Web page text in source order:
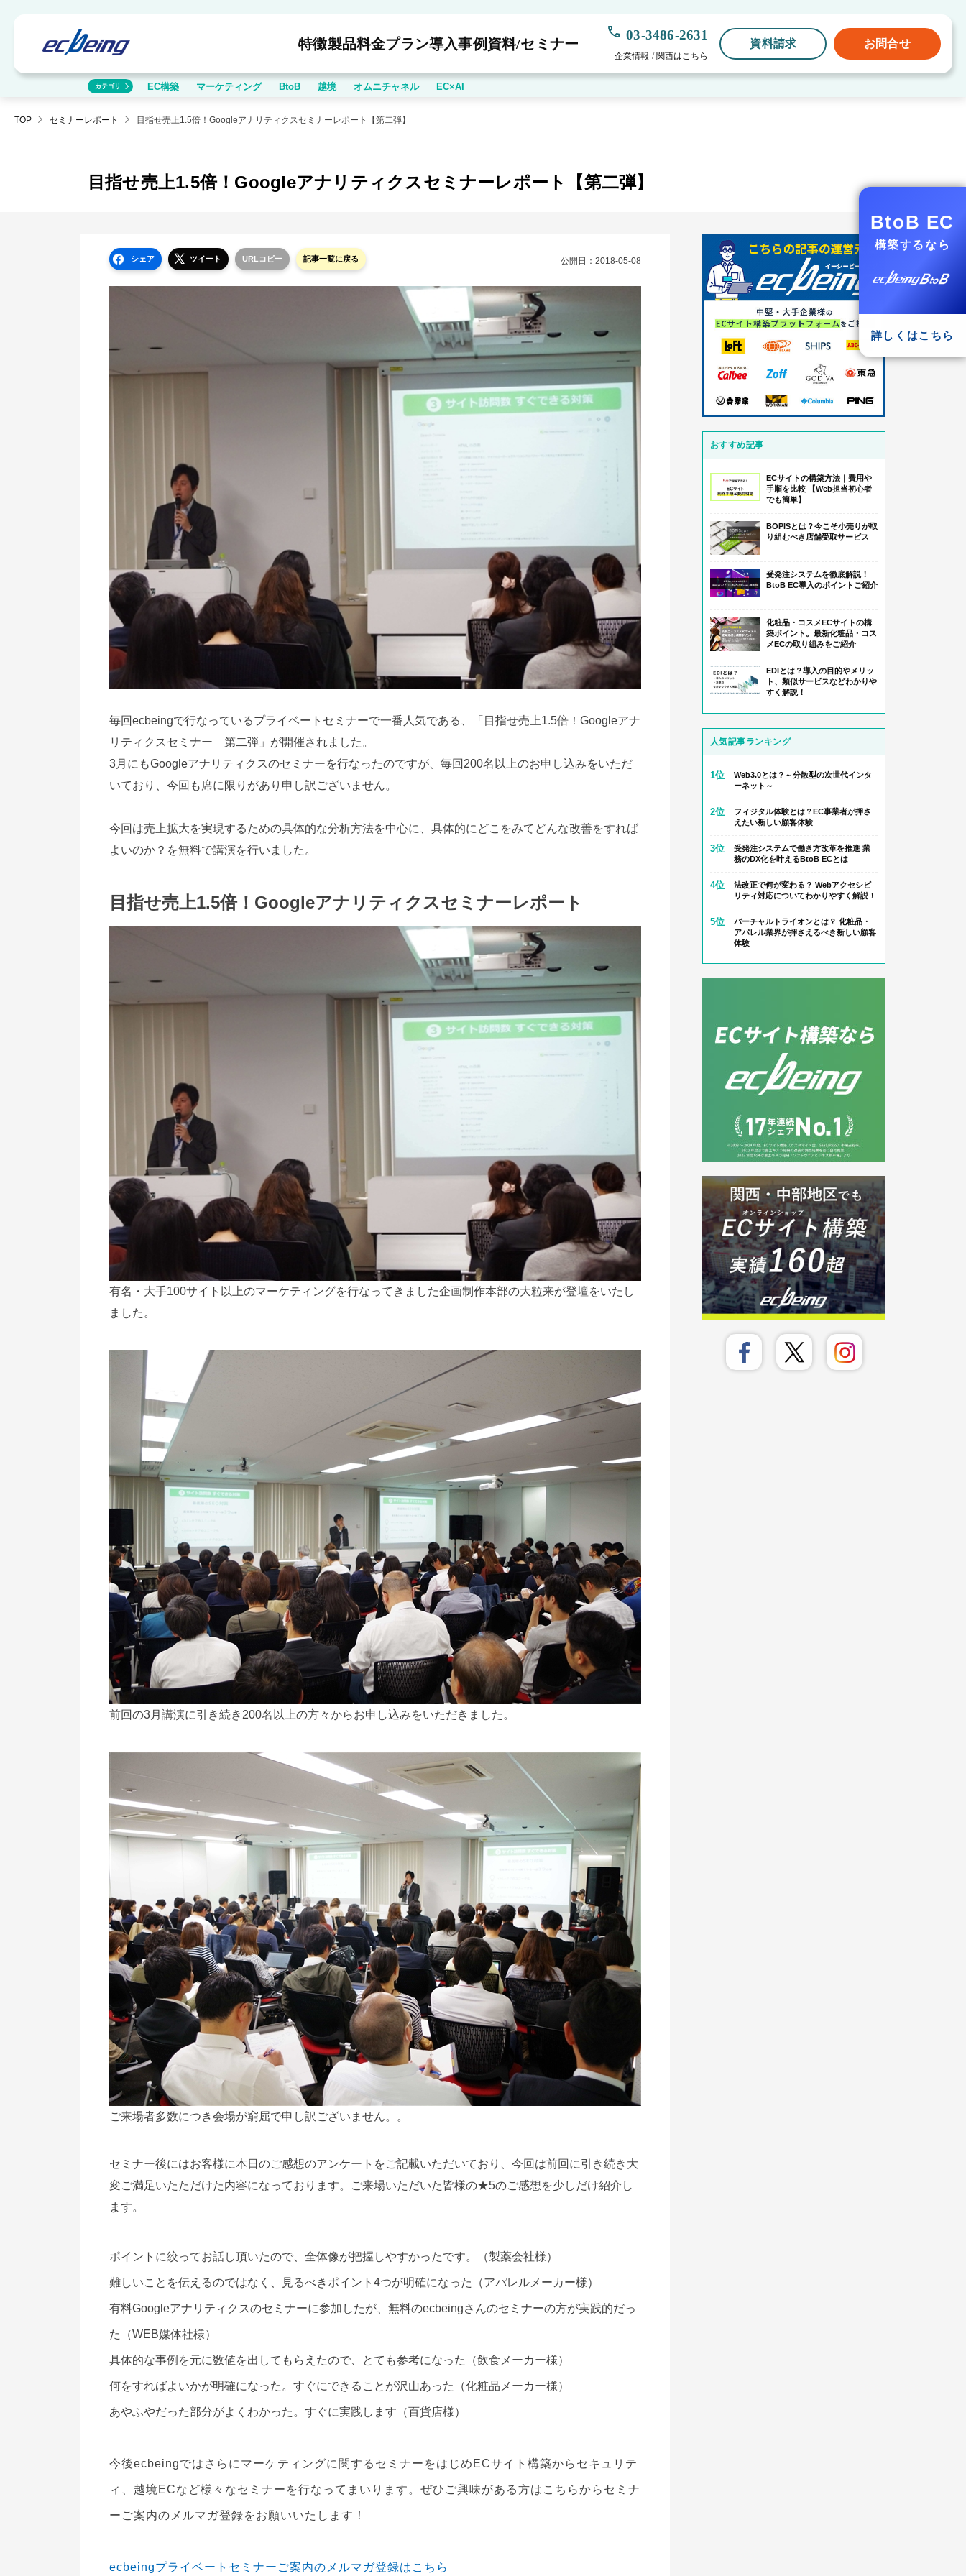
特徴製品料金プラン導入事例資料/セミナー
03-3486-2631
企業情報 / 関西はこちら
資料請求 お問合せ
BtoB EC
構築するなら
詳しくはこちら
TOP セミナーレポート 目指せ売上1.5倍！Googleアナリティクスセミナーレポート【第二弾】
目指せ売上1.5倍！Googleアナリティクスセミナーレポート【第二弾】
シェア ツイート URLコピー 記事一覧に戻る 公開日： 2018-05-08
毎回ecbeingで行なっているプライベートセミナーで一番人気である、「目指せ売上1.5倍！Googleアナ
リティクスセミナー 第二弾」が開催されました。
3月にもGoogleアナリティクスのセミナーを行なったのですが、毎回200名以上のお申し込みをいただ
いており、今回も席に限りがあり申し訳ございません。
今回は売上拡大を実現するための具体的な分析方法を中心に、具体的にどこをみてどんな改善をすれば
よいのか？を無料で講演を行いました。
目指せ売上1.5倍！Googleアナリティクスセミナーレポート
有名・大手100サイト以上のマーケティングを行なってきました企画制作本部の大粒来が登壇をいたし
ました。
前回の3月講演に引き続き200名以上の方々からお申し込みをいただきました。
ご来場者多数につき会場が窮屈で申し訳ございません。。
セミナー後にはお客様に本日のご感想のアンケートをご記載いただいており、今回は前回に引き続き大
変ご満足いたただけた内容になっております。ご来場いただいた皆様の★5のご感想を少しだけ紹介し
ます。
ポイントに絞ってお話し頂いたので、全体像が把握しやすかったです。（製薬会社様）
難しいことを伝えるのではなく、見るべきポイント4つが明確になった（アパレルメーカー様）
有料Googleアナリティクスのセミナーに参加したが、無料のecbeingさんのセミナーの方が実践的だっ
た（WEB媒体社様）
具体的な事例を元に数値を出してもらえたので、とても参考になった（飲食メーカー様）
何をすればよいかが明確になった。すぐにできることが沢山あった（化粧品メーカー様）
あやふやだった部分がよくわかった。すぐに実践します（百貨店様）
今後ecbeingではさらにマーケティングに関するセミナーをはじめECサイト構築からセキュリテ
ィ、越境ECなど様々なセミナーを行なってまいります。ぜひご興味がある方はこちらからセミナ
ーご案内のメルマガ登録をお願いいたします！
ecbeingプライベートセミナーご案内のメルマガ登録はこちら
カテゴリ EC構築 マーケティング BtoB 越境 オムニチャネル EC×AI
おすすめ記事
ECサイトの構築方法｜費用や
手順を比較 【Web担当初心者
でも簡単】
BOPISとは？今こそ小売りが取
り組むべき店舗受取サービス
受発注システムを徹底解説！
BtoB EC導入のポイントご紹介
化粧品・コスメECサイトの構
築ポイント。最新化粧品・コス
メECの取り組みをご紹介
EDIとは？導入の目的やメリッ
ト、類似サービスなどわかりや
すく解説！
人気記事ランキング
1位
Web3.0とは？～分散型の次世代インタ
ーネット～
2位
フィジタル体験とは？EC事業者が押さ
えたい新しい顧客体験
3位
受発注システムで働き方改革を推進 業
務のDX化を叶えるBtoB ECとは
4位
法改正で何が変わる？ Webアクセシビ
リティ対応についてわかりやすく解説！
5位
バーチャルトライオンとは？ 化粧品・
アパレル業界が押さえるべき新しい顧客
体験